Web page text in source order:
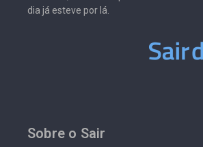
dia já esteve por lá.
Sobre o Sair